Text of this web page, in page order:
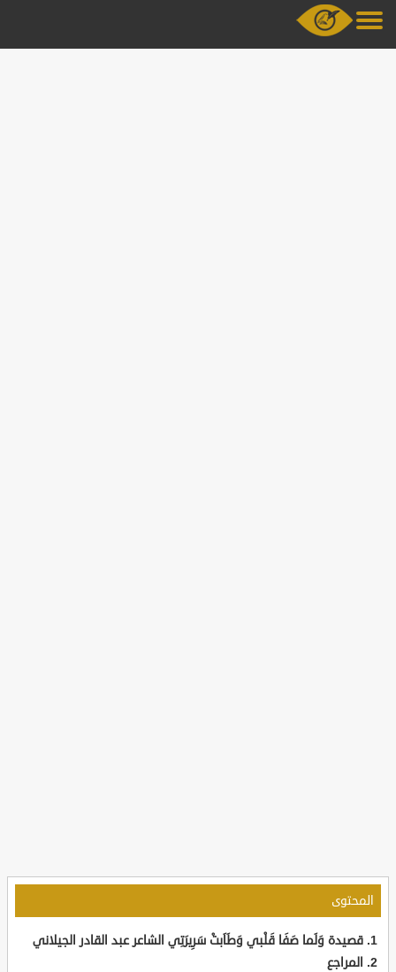
المحتوى
قصيدة وَلَما صَفَا قَلْبي وَطَاَبتْ سَرِيرَتِي الشاعر عبد القادر الجيلاني
المراجع